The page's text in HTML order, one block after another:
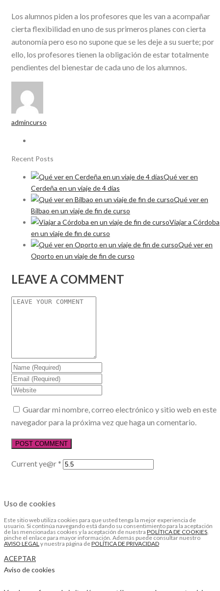
Los alumnos piden a los profesores que les van a acompañar
cierta flexibilidad en uno de sus primeros planes con cierta
autonomía pero eso no supone que se les deje a su suerte; por
ello, los profesores tienen la obligación de estar totalmente
pendientes del bienestar de cada uno de los alumnos.
admincurso
Recent Posts
Qué ver en
Cerdeña en un viaje de 4 días
Qué ver en
Bilbao en un viaje de fin de curso
Viajar a Córdoba
en un viaje de fin de curso
Qué ver en
Oporto en un viaje de fin de curso
LEAVE A COMMENT
Guardar mi nombre, correo electrónico y sitio web en este
navegador para la próxima vez que haga un comentario.
Current ye@r *
Uso de cookies
Este sitio web utiliza cookies para que usted tenga la mejor experiencia de
usuario. Si continúa navegando está dando su consentimiento para la aceptación
de las mencionadas cookies y la aceptación de nuestra POLÍTICA DE COOKIES
pinche el enlace para mayor información. Además puede consultar nuestro
AVISO LEGAL y nuestra página dePOLÍTICA DE PRIVACIDAD
ACEPTAR
Aviso de cookies